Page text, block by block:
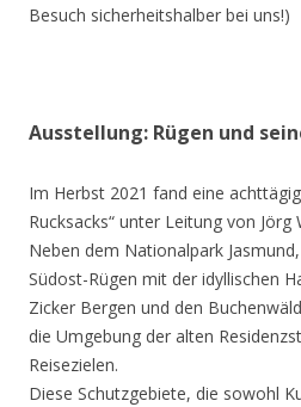
Besuch sicherheitshalber bei uns!)
Ausstellung: Rügen und
Im Herbst 2021 fand eine
Rucksacks“ unter Leitung von
Neben dem Nationalpark
Südost-Rügen mit der idyllischen
Zicker Bergen und den
die Umgebung der alten
Reisezielen.
Diese Schutzgebiete, die sowohl